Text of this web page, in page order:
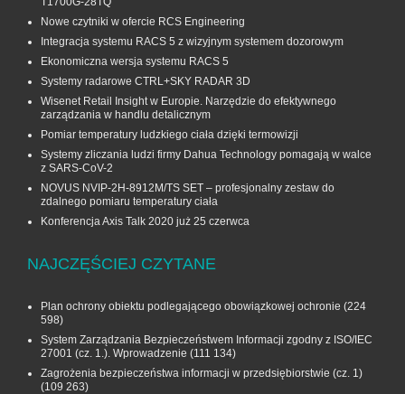
Nowe czytniki w ofercie RCS Engineering
Integracja systemu RACS 5 z wizyjnym systemem dozorowym
Ekonomiczna wersja systemu RACS 5
Systemy radarowe CTRL+SKY RADAR 3D
Wisenet Retail Insight w Europie. Narzędzie do efektywnego
zarządzania w handlu detalicznym
Pomiar temperatury ludzkiego ciała dzięki termowizji
Systemy zliczania ludzi firmy Dahua Technology pomagają w walce
z SARS-CoV-2
NOVUS NVIP-2H-8912M/TS SET – profesjonalny zestaw do
zdalnego pomiaru temperatury ciała
Konferencja Axis Talk 2020 już 25 czerwca
NAJCZĘŚCIEJ CZYTANE
Plan ochrony obiektu podlegającego obowiązkowej ochronie (224
598)
System Zarządzania Bezpieczeństwem Informacji zgodny z ISO/IEC
27001 (cz. 1.). Wprowadzenie (111 134)
Zagrożenia bezpieczeństwa informacji w przedsiębiorstwie (cz. 1)
(109 263)